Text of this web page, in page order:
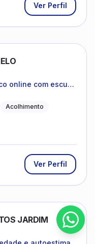
Ver Perfil
online com escuta
Acolhimento
Ver Perfil
JARDIM